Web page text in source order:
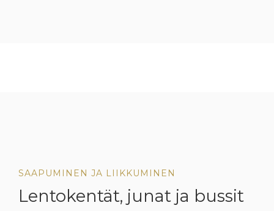
SAAPUMINEN JA LIIKKUMINEN
Lentokentät, junat ja bussit